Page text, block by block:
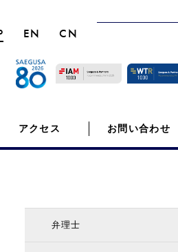
EN CN
アクセス お問い合わせ
弁理士